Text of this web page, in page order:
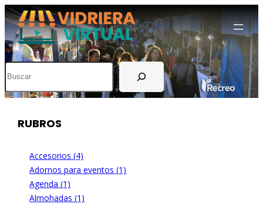
RUBROS
Accesorios (4)
Adornos para eventos (1)
Agenda (1)
Almohadas (1)